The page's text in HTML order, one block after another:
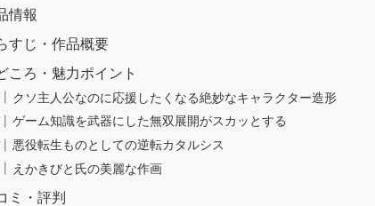
情報
すじ・作品概要
ころ・魅力ポイント
クソ主人公なのに応援したくなる絶妙なキャラクター造形
ゲーム知識を武器にした無双展開がスカッとする
悪役転生ものとしての逆転カタルシス
えかきびと氏の美麗な作画
ミ・評判